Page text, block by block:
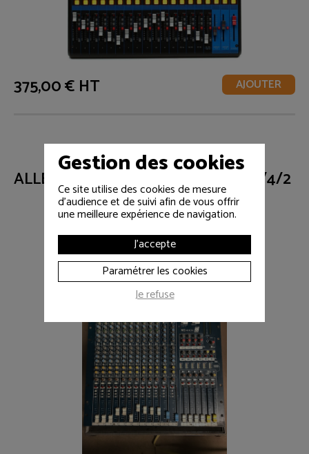
375,00 € HT AJOUTER
ALLEN AND HEATH MIXWIZARD 14/4/2
Gestion des cookies
Ce site utilise des cookies de mesure
d'audience et de suivi afin de vous offrir
une meilleure expérience de navigation.
J'accepte
Paramétrer les cookies
Je refuse